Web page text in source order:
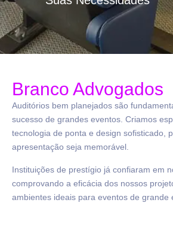
Branco Advogados
Auditórios bem planejados são
sucesso de grandes eventos. Criamos
tecnologia de ponta e design sofisticado,
apresentação seja memorável.
Instituições de prestígio já confiaram em
comprovando a eficácia dos nossos
ambientes ideais para eventos de grande